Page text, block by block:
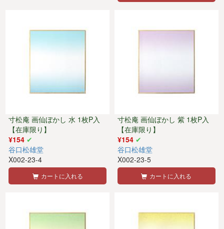
寸松庵 画仙ぼかし 水 1枚P入
【在庫限り】
¥154
谷口松雄堂
X002-23-4
カートに入れる
寸松庵 画仙ぼかし 紫 1枚P入
【在庫限り】
¥154
谷口松雄堂
X002-23-5
カートに入れる